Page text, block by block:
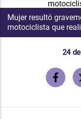
Mujer resultó
motociclista que
24